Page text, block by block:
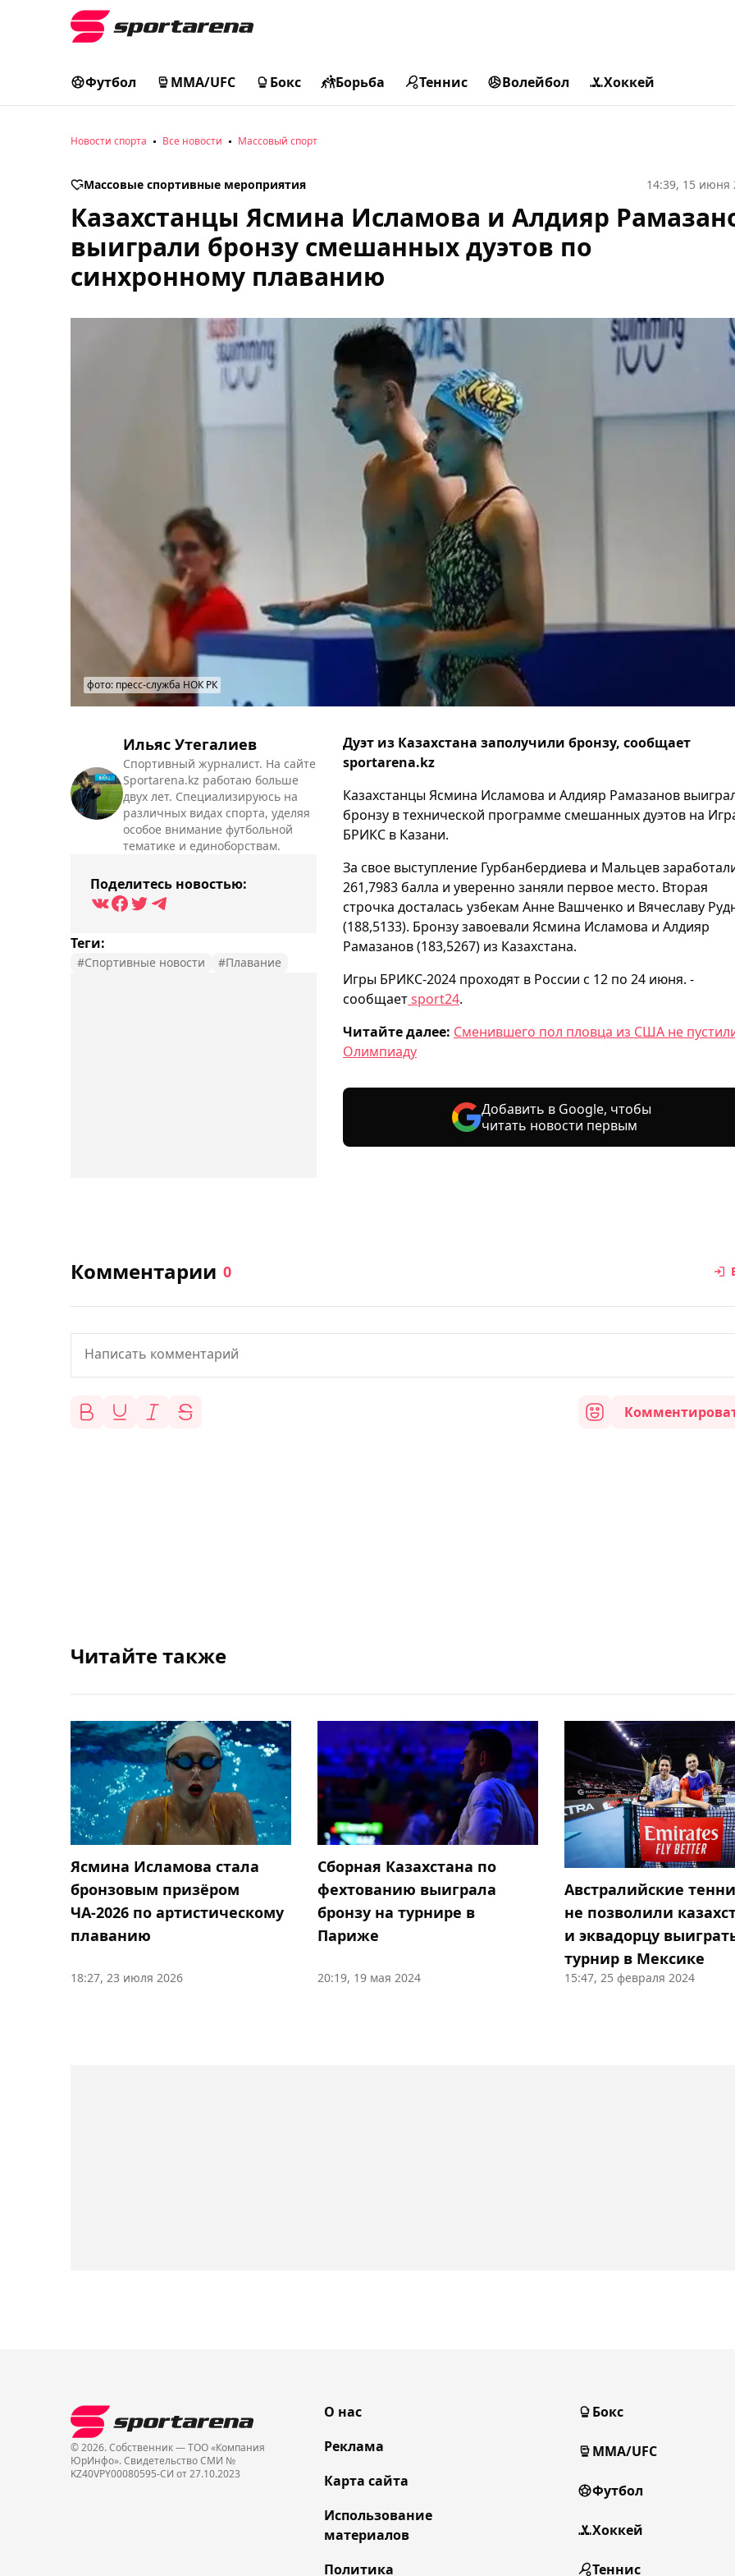
Футбол MMA/UFC Бокс Борьба Теннис Волейбол Хоккей
Новости спорта Все новости Массовый спорт
Массовые спортивные мероприятия 14:39, 15 июня
Казахстанцы Ясмина Исламова и Алдияр
выиграли бронзу смешанных дуэтов по
синхронному плаванию
фото: пресс-служба НОК РК
Ильяс Утегалиев
Спортивный журналист. На сайте
Sportarena.kz работаю больше
двух лет. Специализируюсь на
различных видах спорта, уделяя
особое внимание футбольной
тематике и единоборствам.
Поделитесь новостью:
Теги:
#Спортивные новости #Плавание
Дуэт из Казахстана заполучили бронзу, сообщает
sportarena.kz
Казахстанцы Ясмина Исламова и Алдияр Рамазанов
бронзу в технической программе смешанных дуэтов на
БРИКС в Казани.
За свое выступление Гурбанбердиева и Мальцев
261,7983 балла и уверенно заняли первое место. Вторая
строчка досталась узбекам Анне Вашченко и Вячеславу
(188,5133). Бронзу завоевали Ясмина Исламова и Алдияр
Рамазанов (183,5267) из Казахстана.
Игры БРИКС-2024 проходят в России с 12 по 24 июня. -
сообщаетsport24.
Читайте далее: Сменившего пол пловца из США не
Олимпиаду
Добавить в Google, чтобы
читать новости первым
Комментарии 0
Читайте также
Ясмина Исламова стала
бронзовым призёром
ЧА-2026 по артистическому
плаванию
18:27, 23 июля 2026
Сборная Казахстана по
фехтованию выиграла
бронзу на турнире в
Париже
20:19, 19 мая 2024
Австралийские
не позволили
и эквадорцу
турнир в Мексике
15:47, 25 февраля 2024
© 2026. Собственник — ТОО «Компания
ЮрИнфо». Cвидетельство СМИ №
KZ40VPY00080595-СИ от 27.10.2023
О нас
Реклама
Карта сайта
Использование
материалов
Политика
Бокс
MMA/UFC
Футбол
Хоккей
Теннис